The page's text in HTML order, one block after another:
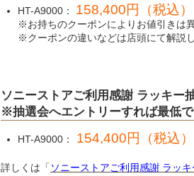
HT-A9000： 158,400円（税込）
※お持ちのクーポンによりお値引きは異
※クーポンの違いなどは店頭にて解説
ソニーストアご利用感謝 ラッキー
※抽選会へエントリーすれば最低で
HT-A9000： 154,400円（税込）
詳しくは「 ソニーストアご利用感謝 ラッ